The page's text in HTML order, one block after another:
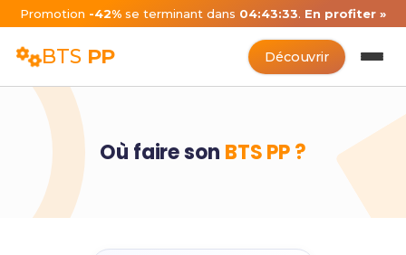
Promotion -42% se terminant dans 04:43:33. En profiter »
BTS PP Découvrir
Où faire son BTS PP ?